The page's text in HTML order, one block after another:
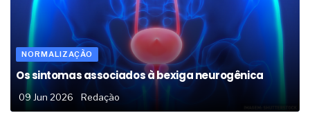
NORMALIZAÇÃO
Os sintomas associados à bexiga neurogênica
09 Jun 2026 Redação